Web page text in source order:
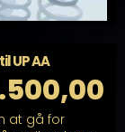
UP AA
at gå for